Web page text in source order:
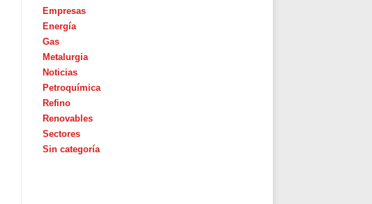
Empresas
Energía
Gas
Metalurgia
Noticias
Petroquímica
Refino
Renovables
Sectores
Sin categoría